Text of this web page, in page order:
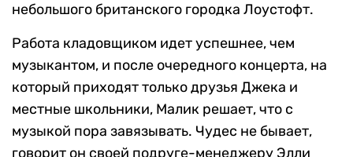
небольшого британского городка Лоустофт.
Работа кладовщиком идет успешнее, чем
музыкантом, и после очередного концерта, на
который приходят только друзья Джека и
местные школьники, Малик решает, что с
музыкой пора завязывать. Чудес не бывает,
говорит он своей подруге-менеджеру Элли